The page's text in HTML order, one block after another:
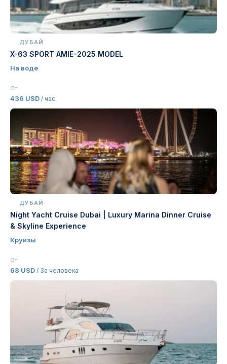
ДУБАЙ
X-63 SPORT AMIE-2025 MODEL
На воде
От
436 USD / час
ДУБАЙ
Night Yacht Cruise Dubai | Luxury Marina Dinner Cruise
& Skyline Experience
Круизы
От
68 USD / За человека